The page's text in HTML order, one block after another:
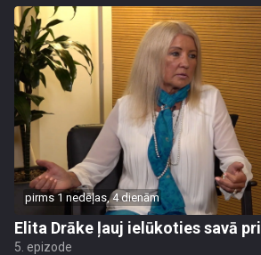
pirms 1 nedēļas, 4 dienām
Elita Drāke ļauj ielūkoties savā
5. epizode